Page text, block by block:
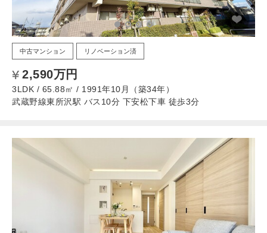
中古マンション リノベーション済
2,590万円
3LDK / 65.88㎡ / 1991年10月（築34年）
武蔵野線東所沢駅 バス10分 下安松下車 徒歩3分